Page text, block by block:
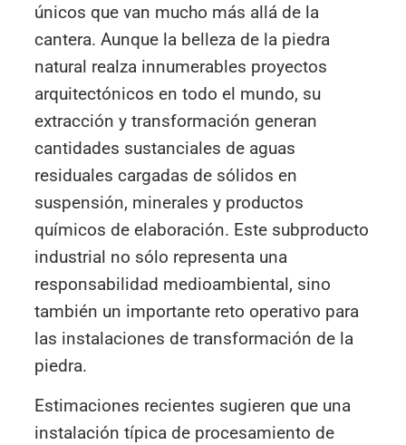
únicos que van mucho más allá de la
cantera. Aunque la belleza de la piedra
natural realza innumerables proyectos
arquitectónicos en todo el mundo, su
extracción y transformación generan
cantidades sustanciales de aguas
residuales cargadas de sólidos en
suspensión, minerales y productos
químicos de elaboración. Este subproducto
industrial no sólo representa una
responsabilidad medioambiental, sino
también un importante reto operativo para
las instalaciones de transformación de la
piedra.
Estimaciones recientes sugieren que una
instalación típica de procesamiento de